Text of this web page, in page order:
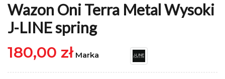
Wazon Oni Terra Metal Wysoki
J-LINE spring
180,00 zł Marka